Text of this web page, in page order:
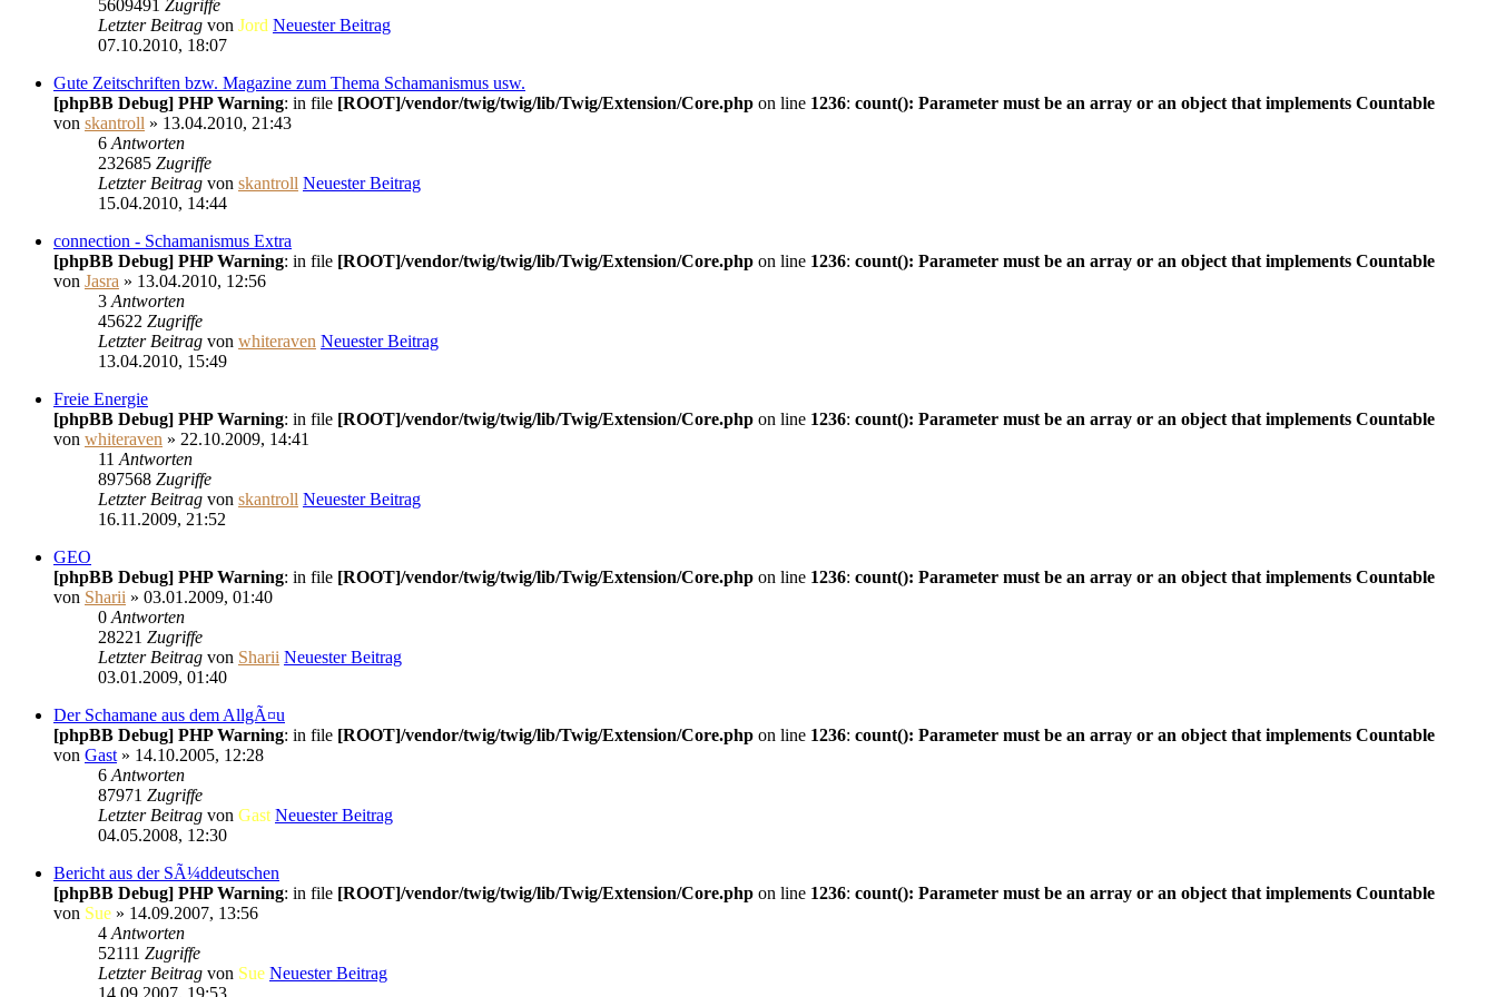
5609491 Zugriffe
Letzter Beitrag von Jord Neuester Beitrag
07.10.2010, 18:07
Gute Zeitschriften bzw. Magazine zum Thema Schamanismus usw.
[phpBB Debug] PHP Warning: in file [ROOT]/vendor/twig/twig/lib/Twig/Extension/Core.php on line 1236: count(): Parameter must be an array or an object that implements Countable
von skantroll » 13.04.2010, 21:43
6 Antworten
232685 Zugriffe
Letzter Beitrag von skantroll Neuester Beitrag
15.04.2010, 14:44
connection - Schamanismus Extra
[phpBB Debug] PHP Warning: in file [ROOT]/vendor/twig/twig/lib/Twig/Extension/Core.php on line 1236: count(): Parameter must be an array or an object that implements Countable
von Jasra » 13.04.2010, 12:56
3 Antworten
45622 Zugriffe
Letzter Beitrag von whiteraven Neuester Beitrag
13.04.2010, 15:49
Freie Energie
[phpBB Debug] PHP Warning: in file [ROOT]/vendor/twig/twig/lib/Twig/Extension/Core.php on line 1236: count(): Parameter must be an array or an object that implements Countable
von whiteraven » 22.10.2009, 14:41
11 Antworten
897568 Zugriffe
Letzter Beitrag von skantroll Neuester Beitrag
16.11.2009, 21:52
GEO
[phpBB Debug] PHP Warning: in file [ROOT]/vendor/twig/twig/lib/Twig/Extension/Core.php on line 1236: count(): Parameter must be an array or an object that implements Countable
von Sharii » 03.01.2009, 01:40
0 Antworten
28221 Zugriffe
Letzter Beitrag von Sharii Neuester Beitrag
03.01.2009, 01:40
Der Schamane aus dem AllgÃ¤u
[phpBB Debug] PHP Warning: in file [ROOT]/vendor/twig/twig/lib/Twig/Extension/Core.php on line 1236: count(): Parameter must be an array or an object that implements Countable
von Gast » 14.10.2005, 12:28
6 Antworten
87971 Zugriffe
Letzter Beitrag von Gast Neuester Beitrag
04.05.2008, 12:30
Bericht aus der SÃ¼ddeutschen
[phpBB Debug] PHP Warning: in file [ROOT]/vendor/twig/twig/lib/Twig/Extension/Core.php on line 1236: count(): Parameter must be an array or an object that implements Countable
von Sue » 14.09.2007, 13:56
4 Antworten
52111 Zugriffe
Letzter Beitrag von Sue Neuester Beitrag
14.09.2007, 19:53